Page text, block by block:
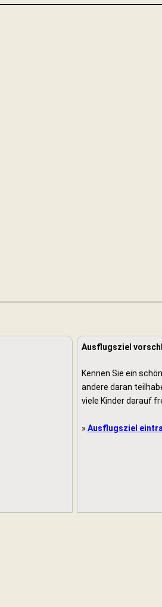
Ausflugsziel
Kennen Sie ein
andere daran
viele Kinder darauf
» Ausflugsziel